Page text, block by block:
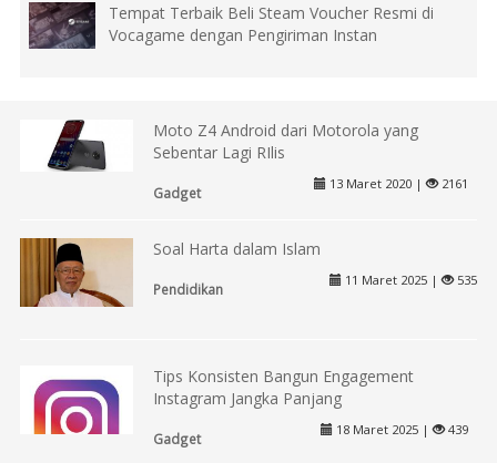
Tempat Terbaik Beli Steam Voucher Resmi di
Vocagame dengan Pengiriman Instan
Moto Z4 Android dari Motorola yang
Sebentar Lagi RIlis
Gadget
13 Maret 2020 | 2161
Soal Harta dalam Islam
Pendidikan
11 Maret 2025 | 535
Tips Konsisten Bangun Engagement
Instagram Jangka Panjang
Gadget
18 Maret 2025 | 439